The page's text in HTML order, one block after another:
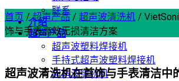
联系
介绍
超声产品
超声波塑料焊接机
手持式超声波塑料焊接机
超声波缝纫机
首页 / 超声产品 / 超声波清洗机 /
饰与手表高效无损清洁方案
超声波清洗机在首饰与手表清洁中